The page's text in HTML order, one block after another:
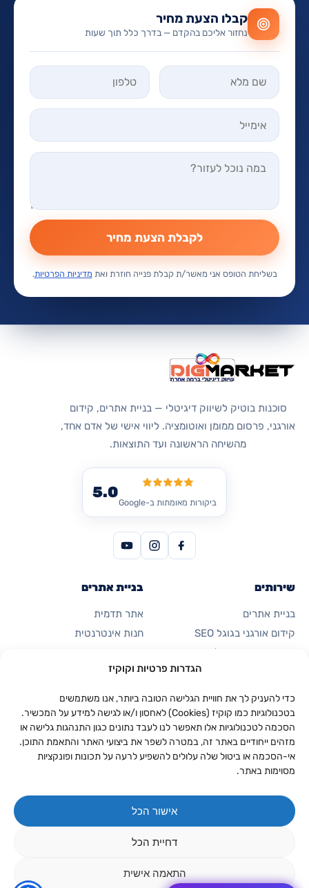
הגדרות פרטיות וקוקיז
כדי להעניק לך את חוויית הגלישה הטובה ביותר, אנו משתמשים
בטכנולוגיות כמו קוקיז (Cookies) לאחסון ו/או לגישה למידע על המכשיר.
הסכמה לטכנולוגיות אלו תאפשר לנו לעבד נתונים כגון התנהגות גלישה או
מזהים ייחודיים באתר זה, במטרה לשפר את ביצועי האתר והתאמת התוכן.
אי-הסכמה או ביטול שלה עלולים להשפיע לרעה על תכונות ופונקציות
מסוימות באתר.
אישור הכל
דחיית הכל
התאמה אישית
קבלו הצעת מחיר
נחזור אליכם בהקדם — בדרך כלל תוך שעות
לקבלת הצעת מחיר
בשליחת הטופס אני מאשר/ת קבלת פנייה חוזרת ואת מדיניות הפרטיות.
אל תמלאו שדה זה
סוכנות בוטיק לשיווק דיגיטלי — בניית אתרים, קידום
אורגני, פרסום ממומן ואוטומציה. ליווי אישי של אדם אחד,
מהשיחה הראשונה ועד התוצאות.
ביקורות מאומתות ב-Google
5.0
שירותים
בניית אתרים
קידום אורגני בגוגל SEO
פרסום ממומן בגוגל
קידום ברשתות חברתיות
בניית אתרים
אתר תדמית
חנות אינטרנטית
כרטיס ביקור דיגיטלי
החברה
אודות
תיק עבודות
מחירון
יצירת קשר
יצירת קשר
053-923-0094